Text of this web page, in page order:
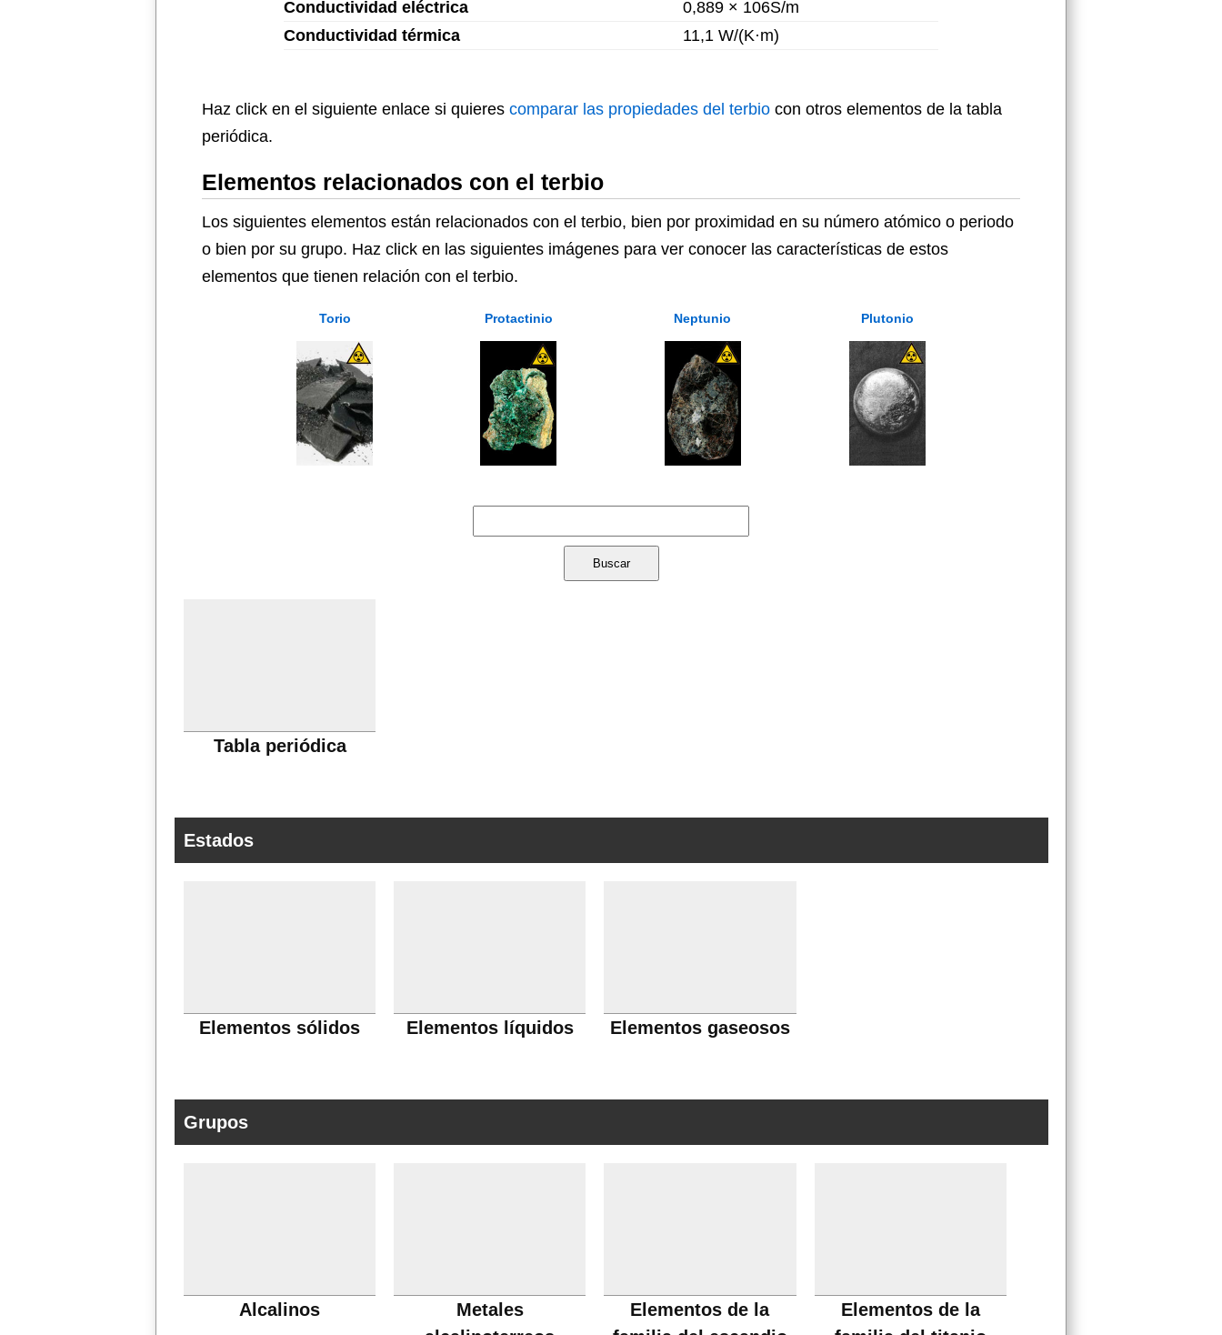
Conductividad eléctrica
0,889 × 106S/m
Conductividad térmica
11,1 W/(K·m)
Haz click en el siguiente enlace si quieres comparar las propiedades del terbio con otros elementos de la tabla
periódica.
Elementos relacionados con el terbio
Los siguientes elementos están relacionados con el terbio, bien por proximidad en su número atómico o periodo
o bien por su grupo. Haz click en las siguientes imágenes para ver conocer las características de estos
elementos que tienen relación con el terbio.
Torio Protactinio Neptunio Plutonio
Tabla periódica
Estados
Elementos sólidos Elementos líquidos Elementos gaseosos
Grupos
Alcalinos
Metales
Elementos de la
Elementos de la